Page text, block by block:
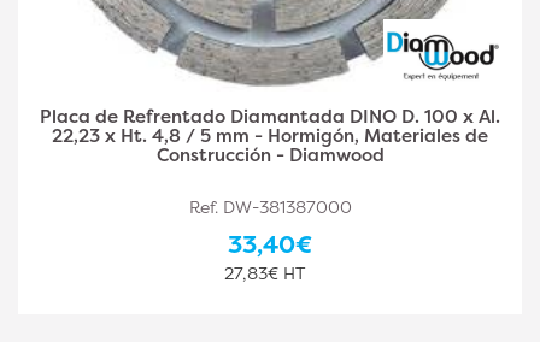
Placa diamantada DINO D. 125 x Al. 22,23 x Ht. 4,8 /
5 mm - hormigón, materiales de construcción -
Diamwood
Ref. DW-381387001
36,90€
30,75€ HT